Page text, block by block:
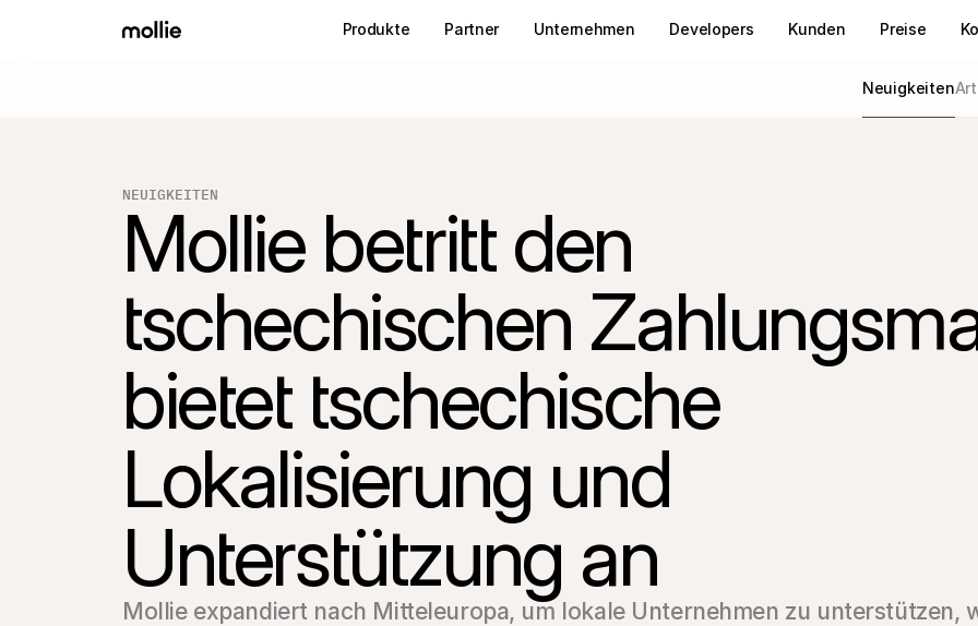
Produkte Partner Unternehmen Developers Kunden Preise
Neuigkeiten
NEUIGKEITEN
Mollie betritt den
tschechischen
bietet tschechische
Lokalisierung und
Unterstützung an
Mollie expandiert nach Mitteleuropa, um lokale Unternehmen zu unterstützen,